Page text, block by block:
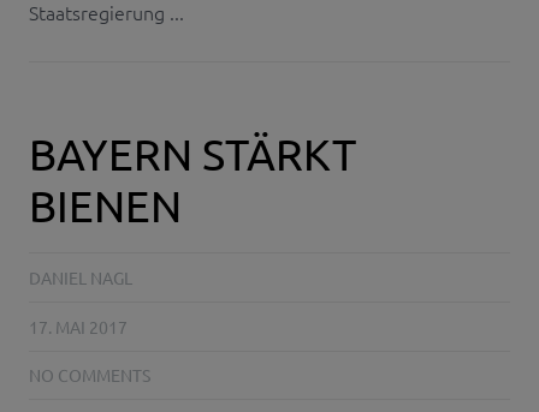
Staatsregierung ...
BAYERN STÄRKT
BIENEN
DANIEL NAGL
17. MAI 2017
NO COMMENTS